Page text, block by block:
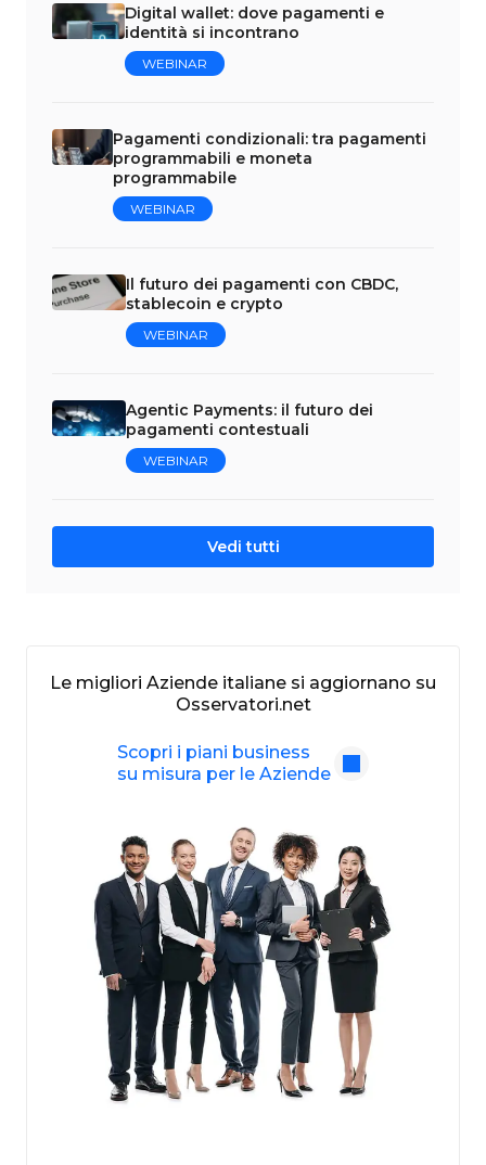
Digital wallet: dove pagamenti e
identità si incontrano
WEBINAR
Pagamenti condizionali: tra pagamenti
programmabili e moneta
programmabile
WEBINAR
Il futuro dei pagamenti con CBDC,
stablecoin e crypto
WEBINAR
Agentic Payments: il futuro dei
pagamenti contestuali
WEBINAR
Vedi tutti
Le migliori Aziende italiane si aggiornano su
Osservatori.net
Scopri i piani business
su misura per le Aziende